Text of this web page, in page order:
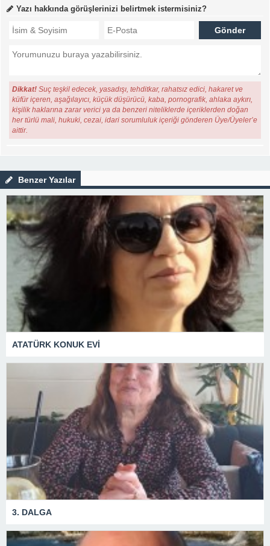
Yazı hakkında görüşlerinizi belirtmek istermisiniz?
Dikkat! Suç teşkil edecek, yasadışı, tehditkar, rahatsız edici, hakaret ve
küfür içeren, aşağılayıcı, küçük düşürücü, kaba, pornografik, ahlaka aykırı,
kişilik haklarına zarar verici ya da benzeri niteliklerde içeriklerden doğan
her türlü mali, hukuki, cezai, idari sorumluluk içeriği gönderen Üye/Üyeler’e
aittir.
Benzer Yazılar
ATATÜRK KONUK EVİ
3. DALGA